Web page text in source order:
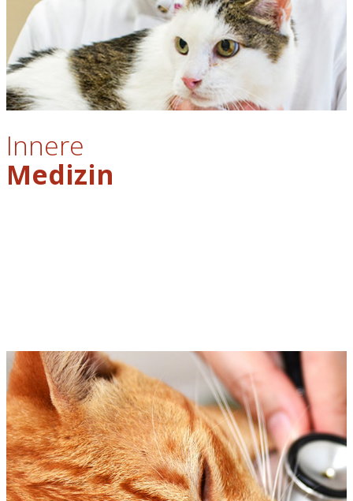
Innere
Medizin